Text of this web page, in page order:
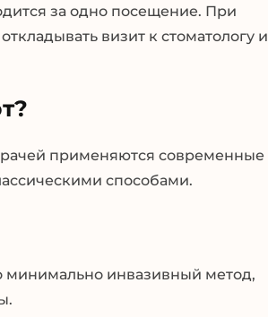
за одно посещение. При
визит к стоматологу и
применяются современные
способами.
минимально инвазивный метод,